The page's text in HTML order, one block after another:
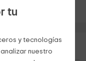
tu
y tecnologías
nuestro